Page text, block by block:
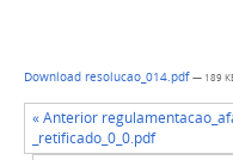
Download resolucao_014.pdf— 189
« Anterior
_retificado_0_0.pdf